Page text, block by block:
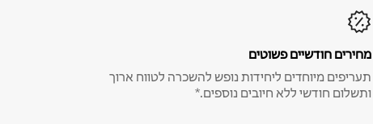
מחירים חודשיים פשוטים
תעריפים מיוחדים ליחידות נופש להשכרה לטווח ארוך
ותשלום חודשי ללא חיובים נוספים.*